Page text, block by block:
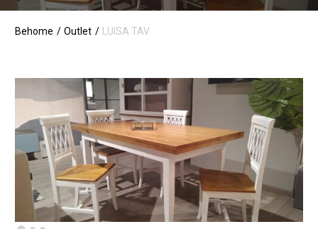
Behome Outlet LUISA TAV